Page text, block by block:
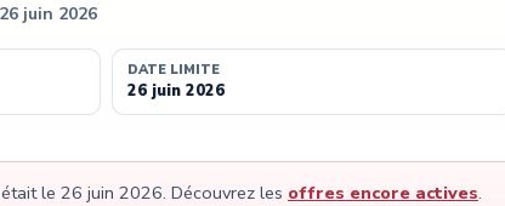
26 juin 2026
DATE LIMITE
26 juin 2026
le 26 juin 2026. Découvrez les offres encore actives.